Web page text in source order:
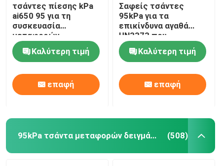
Κρυογόνα φιαλίδια
Πακέτα πηκτωμάτων ψυκτικών ουσιών
Τσάντες αποβλήτων Biohazard
τσάντες πίεσης kPa
ai650 95 για τη
συσκευασία
μεταφορών
δειγμάτων Biohazard
Καλύτερη τιμή
επαφή
Σαφείς τσάντες
95kPa για τα
επικίνδυνα αγαθά
UN3373 που
συσκευάζουν,
τσάντες μεταφορών
δειγμάτων 95kPa
Καλύτερη τιμή
επαφή
95kPa τσάντα μεταφορών δειγμάτων (508)